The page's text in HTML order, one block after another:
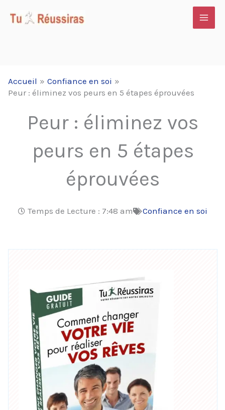
Accueil
Confiance en soi
Peur : éliminez vos peurs en 5 étapes éprouvées
Peur : éliminez vos
peurs en 5 étapes
éprouvées
Temps de Lecture : 7:48 am Confiance en soi